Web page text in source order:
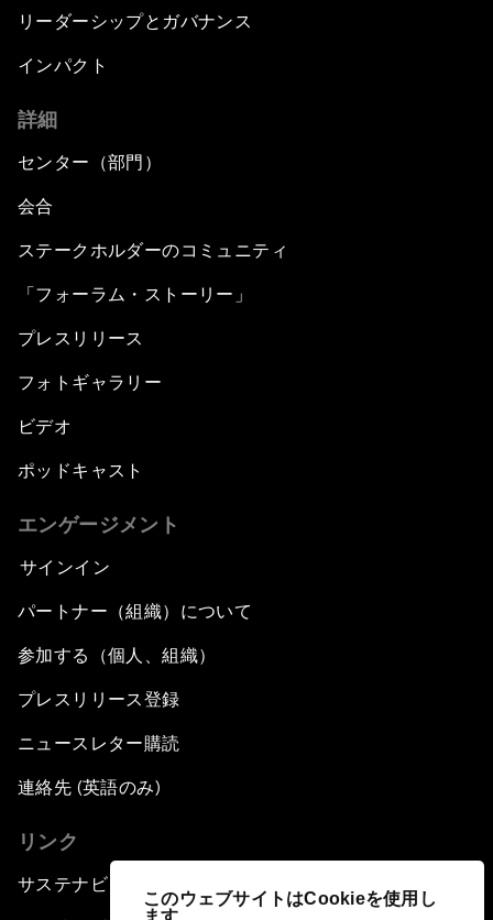
このウェブサイトはCookieを使用し
ます
リーダーシップとガバナンス
インパクト
詳細
センター（部門）
会合
ステークホルダーのコミュニティ
「フォーラム・ストーリー」
プレスリリース
フォトギャラリー
ビデオ
ポッドキャスト
エンゲージメント
サインイン
パートナー（組織）について
参加する（個人、組織）
プレスリリース登録
ニュースレター購読
連絡先 (英語のみ)
リンク
サステナビリティへの取り組み